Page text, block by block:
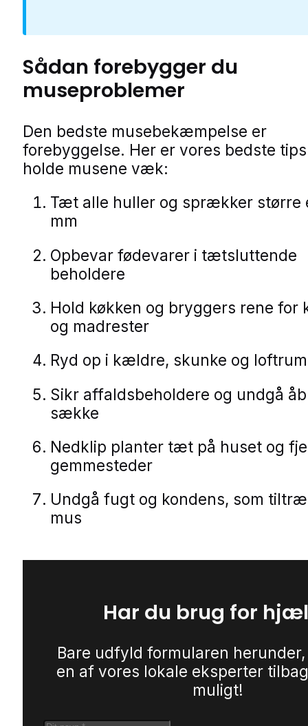
Sådan forebygger du
museproblemer
Den bedste musebekæmpelse er
forebyggelse. Her er vores bedste
holde musene væk:
Tæt alle huller og sprækker større
mm
Opbevar fødevarer i tætsluttende
beholdere
Hold køkken og bryggers rene for
og madrester
Ryd op i kældre, skunke og loftrum
Sikr affaldsbeholdere og undgå
sække
Nedklip planter tæt på huset og
gemmesteder
Undgå fugt og kondens, som
mus
Har du brug for
Bare udfyld formularen
en af vores lokale eksperter
muligt!